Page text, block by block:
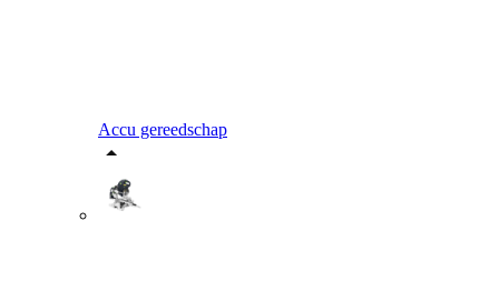
Accu gereedschap